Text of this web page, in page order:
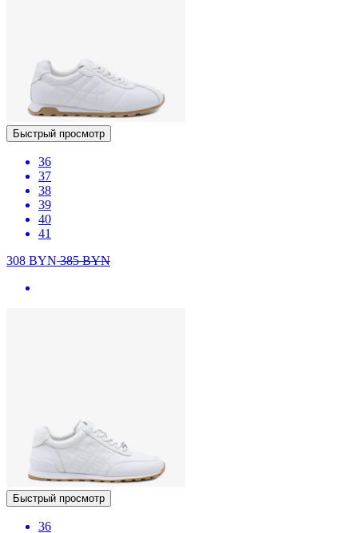
Быстрый просмотр
36
37
38
39
40
41
308 BYN385BYN
Быстрый просмотр
36